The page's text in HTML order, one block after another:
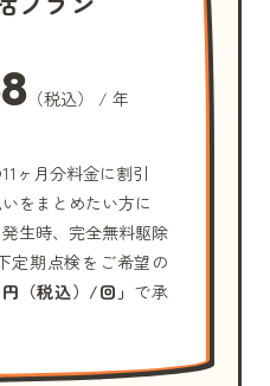
（税込） / 年
ヶ月分料金に割引
をまとめたい方に
生時、完全無料駆除
定期点検をご希望の
（税込）/回」 で承